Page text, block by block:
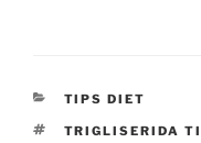
CATEGORIES
TIPS DIET
TAGS
TRIGLISERIDA